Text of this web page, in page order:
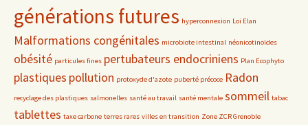
générations futures hyperconnexion Loi Elan
Malformations congénitales microbiote intestinal néonicotinoïdes
obésité particules fines pertubateurs endocriniens Plan Ecophyto
plastiques pollution protoxyde d'azote puberté précoce Radon
recyclage des plastiques salmonelles santé au travail santé mentale sommeil tabac
tablettes taxe carbone terres rares villes en transition Zone ZCR Grenoble